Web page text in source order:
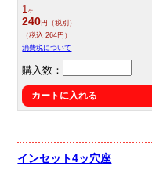
1 ヶ
240円（税別）
（税込 264円）
消費税について
購入数：
カートに入れる
インセット4ッ穴座